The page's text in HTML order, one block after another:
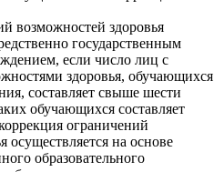
возможностей здоровья
государственным
если число лиц с
здоровья, обучающихся
составляет свыше шести
обучающихся составляет
ограничений
осуществляется на основе
образовательного